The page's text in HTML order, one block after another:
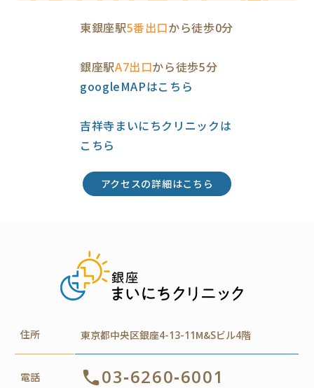
東銀座駅5番出口から徒歩0分
銀座駅A7出口から徒歩5分
googleMAPはこちら
吉祥寺まいにちクリニックは
こちら
アクセスの詳細はこちら
住所 東京都中央区銀座4-13-11M&Sビル4階
電話 03-6260-6001